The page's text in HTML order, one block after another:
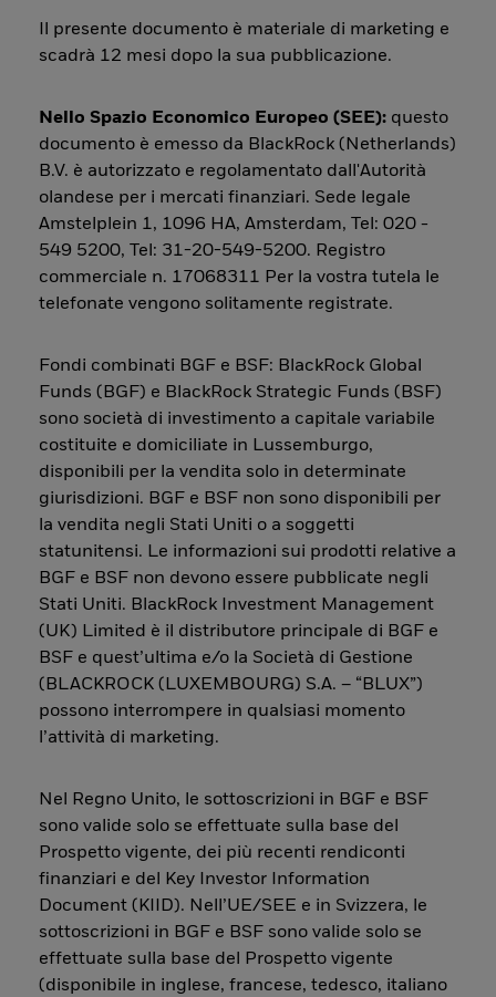
Il presente documento è materiale di marketing e
scadrà 12 mesi dopo la sua pubblicazione.
Nello Spazio Economico Europeo (SEE): questo
documento è emesso da BlackRock (Netherlands)
B.V. è autorizzato e regolamentato dall'Autorità
olandese per i mercati finanziari. Sede legale
Amstelplein 1, 1096 HA, Amsterdam, Tel: 020 -
549 5200, Tel: 31-20-549-5200. Registro
commerciale n. 17068311 Per la vostra tutela le
telefonate vengono solitamente registrate.
Fondi combinati BGF e BSF: BlackRock Global
Funds (BGF) e BlackRock Strategic Funds (BSF)
sono società di investimento a capitale variabile
costituite e domiciliate in Lussemburgo,
disponibili per la vendita solo in determinate
giurisdizioni. BGF e BSF non sono disponibili per
la vendita negli Stati Uniti o a soggetti
statunitensi. Le informazioni sui prodotti relative a
BGF e BSF non devono essere pubblicate negli
Stati Uniti. BlackRock Investment Management
(UK) Limited è il distributore principale di BGF e
BSF e quest’ultima e/o la Società di Gestione
(BLACKROCK (LUXEMBOURG) S.A. – “BLUX”)
possono interrompere in qualsiasi momento
l’attività di marketing.
Nel Regno Unito, le sottoscrizioni in BGF e BSF
sono valide solo se effettuate sulla base del
Prospetto vigente, dei più recenti rendiconti
finanziari e del Key Investor Information
Document (KIID). Nell’UE/SEE e in Svizzera, le
sottoscrizioni in BGF e BSF sono valide solo se
effettuate sulla base del Prospetto vigente
(disponibile in inglese, francese, tedesco, italiano